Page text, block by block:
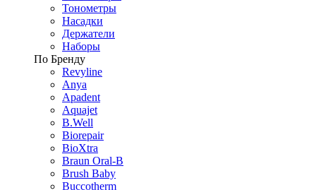
Тонометры
Насадки
Держатели
Наборы
По Бренду
Revyline
Anya
Apadent
Aquajet
B.Well
Biorepair
BioXtra
Braun Oral-B
Brush Baby
Buccotherm